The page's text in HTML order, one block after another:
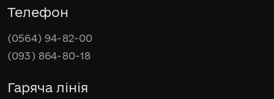
Телефон
(0564) 94-82-00
(093) 864-80-18
Гаряча лінія